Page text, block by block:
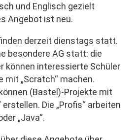
und Englisch gezielt
Angebot ist neu.
derzeit dienstags statt.
besondere AG statt: die
können interessierte Schüler
mit „Scratch“ machen.
(Bastel)-Projekte mit
erstellen. Die „Profis“ arbeiten
„Java“.